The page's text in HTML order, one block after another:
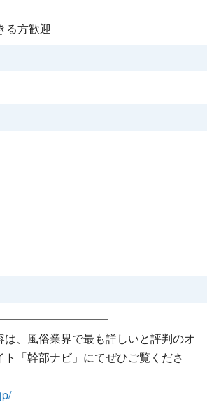
る方歓迎
は、風俗業界で最も詳しいと評判のオ
「幹部ナビ」にてぜひご覧くださ